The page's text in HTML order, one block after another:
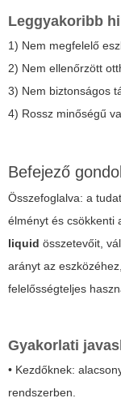
Leggyakoribb
1) Nem megfelelő
2) Nem ellenőrzött
3) Nem biztonságos
4) Rossz minőségű
Befejező
Összefoglalva: a
élményt és csökkenti
liquid összetevőit,
arányt az
felelősségteljes
Gyakorlati
• Kezdőknek:
rendszerben.